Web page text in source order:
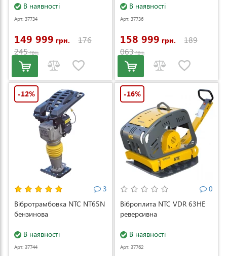
В наявності
Арт: 37734
149 999 грн.
176
245грн.
В наявності
Арт: 37736
158 999 грн.
189
063грн.
-12%
3
Вібротрамбовка NTC NT65N
бензинова
В наявності
Арт: 37744
-16%
0
Віброплита NTC VDR 63HЕ
реверсивна
В наявності
Арт: 37762